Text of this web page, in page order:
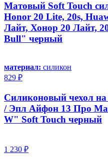
Матовый Soft Touch
Honor 20 Lite, 20s,
Лайт, Хонор 20 Лайт,
Bull" черный
материал: силикон
829 ₽
Силиконовый чехол
/ Эпл Айфон 13 Про
W" Soft Touch черный
1 230 ₽